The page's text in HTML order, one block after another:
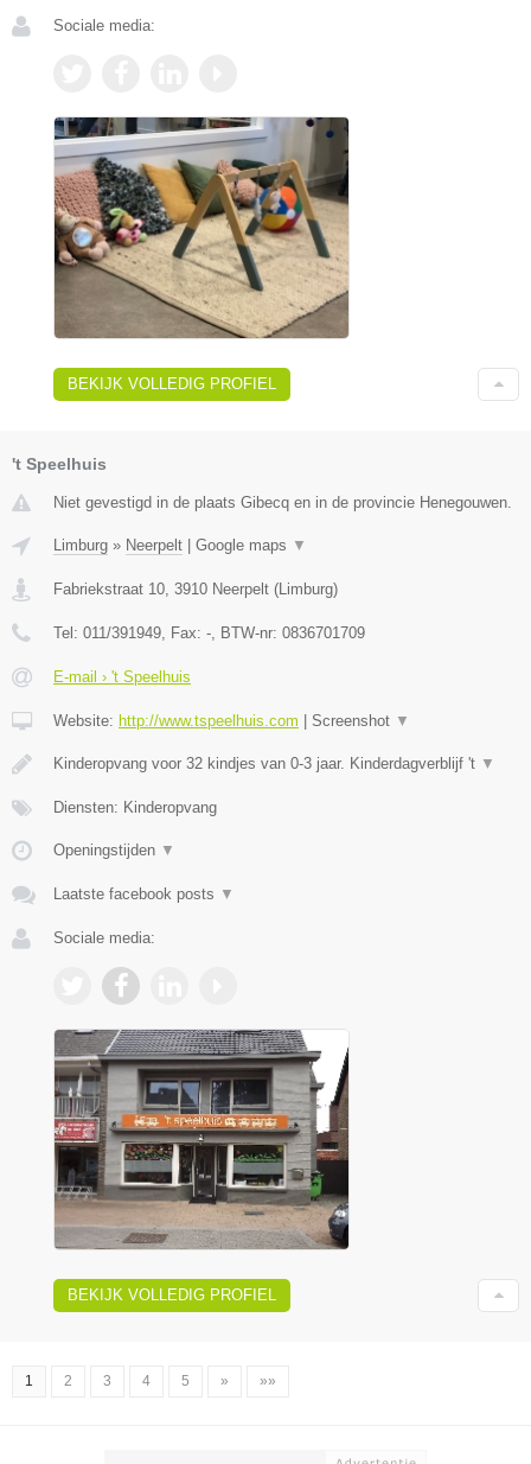
Sociale media:
BEKIJK VOLLEDIG PROFIEL
't Speelhuis
Niet gevestigd in de plaats Gibecq en in de provincie Henegouwen.
Limburg » Neerpelt | Google maps ▼
Fabriekstraat 10 3910 Neerpelt (Limburg)
Tel: 011/391949 , Fax: - , BTW-nr: 0836701709
E-mail › 't Speelhuis
Website: http://www.tspeelhuis.com | Screenshot ▼
Kinderopvang voor 32 kindjes van 0-3 jaar. Kinderdagverblijf 't ▼
Diensten: Kinderopvang
Openingstijden ▼
Laatste facebook posts ▼
Sociale media:
BEKIJK VOLLEDIG PROFIEL
1 2 3 4 5 » »»